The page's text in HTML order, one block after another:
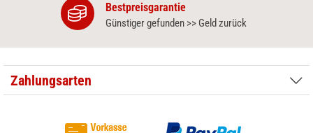
Bestpreisgarantie
Günstiger gefunden >> Geld zurück
Zahlungsarten